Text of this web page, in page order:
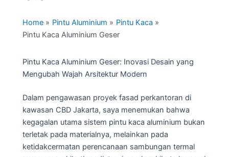
Home Pintu Aluminium
Pintu Kaca
Pintu Kaca Aluminium Geser
Pintu Kaca Aluminium Geser: Inovasi Desain yang
Mengubah Wajah Arsitektur Modern
Dalam pengawasan proyek fasad perkantoran di
kawasan CBD Jakarta, saya menemukan bahwa
kegagalan utama sistem pintu kaca aluminium bukan
terletak pada materialnya, melainkan pada
ketidakcermatan perencanaan sambungan termal